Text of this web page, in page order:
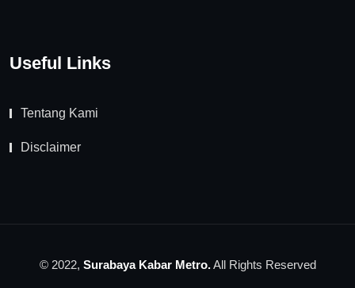
Useful Links
Tentang Kami
Disclaimer
© 2022, Surabaya Kabar Metro.All Rights Reserved